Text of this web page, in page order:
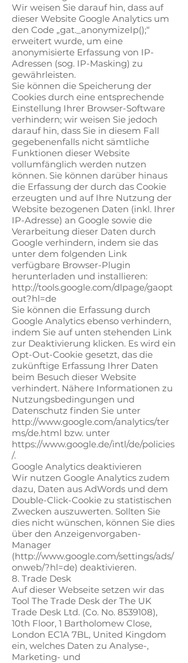
Wir weisen Sie darauf hin, dass auf
dieser Website Google Analytics um
den Code „gat._anonymizeIp();“
erweitert wurde, um eine
anonymisierte Erfassung von IP-
Adressen (sog. IP-Masking) zu
gewährleisten.
Sie können die Speicherung der
Cookies durch eine entsprechende
Einstellung Ihrer Browser-Software
verhindern; wir weisen Sie jedoch
darauf hin, dass Sie in diesem Fall
gegebenenfalls nicht sämtliche
Funktionen dieser Website
vollumfänglich werden nutzen
können. Sie können darüber hinaus
die Erfassung der durch das Cookie
erzeugten und auf Ihre Nutzung der
Website bezogenen Daten (inkl. Ihrer
IP-Adresse) an Google sowie die
Verarbeitung dieser Daten durch
Google verhindern, indem sie das
unter dem folgenden Link
verfügbare Browser-Plugin
herunterladen und installieren:
http://tools.google.com/dlpage/gaopt
out?hl=de
Sie können die Erfassung durch
Google Analytics ebenso verhindern,
indem Sie auf unten stehenden Link
zur Deaktivierung klicken. Es wird ein
Opt-Out-Cookie gesetzt, das die
zukünftige Erfassung Ihrer Daten
beim Besuch dieser Website
verhindert. Nähere Informationen zu
Nutzungsbedingungen und
Datenschutz finden Sie unter
http://www.google.com/analytics/ter
ms/de.html bzw. unter
https://www.google.de/intl/de/policies
/.
Google Analytics deaktivieren
Wir nutzen Google Analytics zudem
dazu, Daten aus AdWords und dem
Double-Click-Cookie zu statistischen
Zwecken auszuwerten. Sollten Sie
dies nicht wünschen, können Sie dies
über den Anzeigenvorgaben-
Manager
(http://www.google.com/settings/ads/
onweb/?hl=de) deaktivieren.
8. Trade Desk
Auf dieser Webseite setzen wir das
Tool The Trade Desk der The UK
Trade Desk Ltd. (Co. No. 8539108),
10th Floor, 1 Bartholomew Close,
London EC1A 7BL, United Kingdom
ein, welches Daten zu Analyse-,
Marketing- und